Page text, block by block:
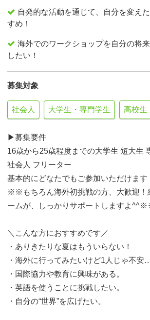
自発的な活動を通じて、自分を変え
すめ！
海外でのワークショップを自分の将
したい！
募集対象
社会人 大学生・専門学生 高校生
▶︎募集要件
16歳から25歳程度までの大学生 短大生
社会人 フリーター
基本的にどなたでもご参加いただけます
※※もちろん海外初挑戦の方、大歓迎！
ームが、しっかりサポートしますよ
＼こんな方におすすめです／
・ありきたりな夏はもういらない！
・海外に行ってみたいけど1人じゃ不安
・国際協力や教育に興味がある。
・英語を使うことに挑戦したい。
・自分の“世界”を広げたい。